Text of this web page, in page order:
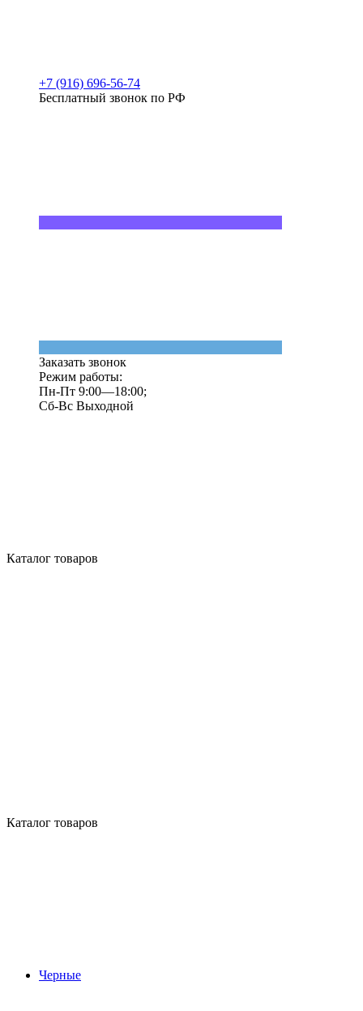
+7 (916) 696-56-74
Бесплатный звонок по РФ
Заказать звонок
Режим работы:
Пн-Пт 9:00—18:00;
Сб-Вс Выходной
Каталог товаров
Каталог товаров
Черные